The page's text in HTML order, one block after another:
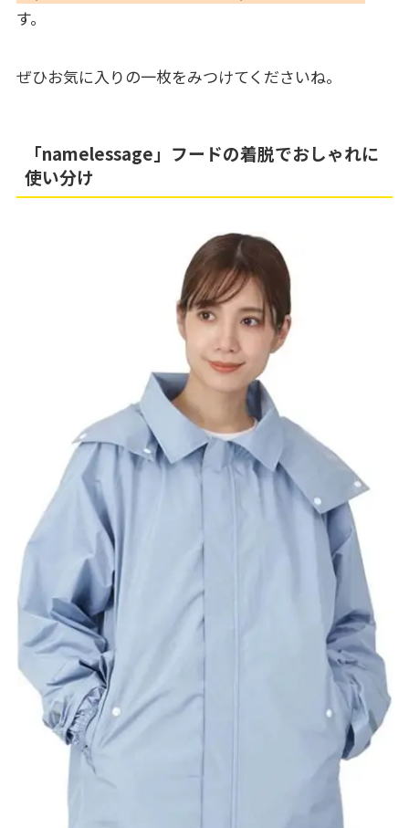
す。
ぜひお気に入りの一枚をみつけてくださいね。
「namelessage」フードの着脱でおしゃれに
使い分け